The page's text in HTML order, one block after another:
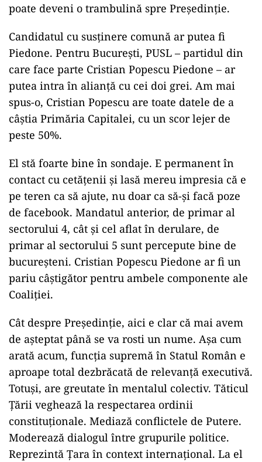
poate deveni o trambulină spre Președinție.
Candidatul cu susținere comună ar putea fi
Piedone. Pentru București, PUSL – partidul din
care face parte Cristian Popescu Piedone – ar
putea intra în alianță cu cei doi grei. Am mai
spus-o, Cristian Popescu are toate datele de a
câștia Primăria Capitalei, cu un scor lejer de
peste 50%.
El stă foarte bine în sondaje. E permanent în
contact cu cetățenii și lasă mereu impresia că e
pe teren ca să ajute, nu doar ca să-și facă poze
de facebook. Mandatul anterior, de primar al
sectorului 4, cât și cel aflat în derulare, de
primar al sectorului 5 sunt percepute bine de
bucureșteni. Cristian Popescu Piedone ar fi un
pariu câștigător pentru ambele componente ale
Coaliției.
Cât despre Președinție, aici e clar că mai avem
de așteptat până se va rosti un nume. Așa cum
arată acum, funcția supremă în Statul Român e
aproape total dezbrăcată de relevanță executivă.
Totuși, are greutate în mentalul colectiv. Tăticul
Țării veghează la respectarea ordinii
constituționale. Mediază conflictele de Putere.
Moderează dialogul între grupurile politice.
Reprezintă Țara în context internațional. La el